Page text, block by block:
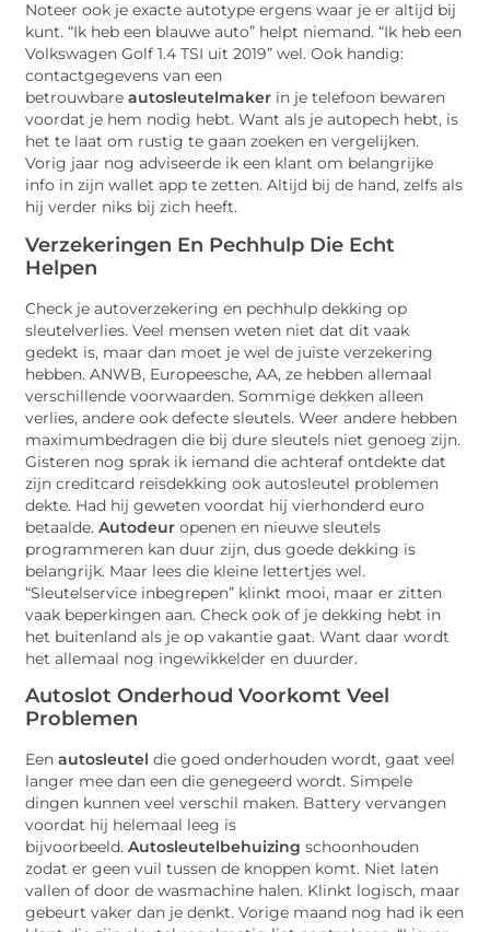
Noteer ook je exacte autotype ergens waar je er altijd bij
kunt. “Ik heb een blauwe auto” helpt niemand. “Ik heb een
Volkswagen Golf 1.4 TSI uit 2019” wel. Ook handig:
contactgegevens van een
betrouwbareautosleutelmaker in je telefoon bewaren
voordat je hem nodig hebt. Want als je autopech hebt, is
het te laat om rustig te gaan zoeken en vergelijken.
Vorig jaar nog adviseerde ik een klant om belangrijke
info in zijn wallet app te zetten. Altijd bij de hand, zelfs als
hij verder niks bij zich heeft.
Verzekeringen En Pechhulp Die Echt
Helpen
Check je autoverzekering en pechhulp dekking op
sleutelverlies. Veel mensen weten niet dat dit vaak
gedekt is, maar dan moet je wel de juiste verzekering
hebben. ANWB, Europeesche, AA, ze hebben allemaal
verschillende voorwaarden. Sommige dekken alleen
verlies, andere ook defecte sleutels. Weer andere hebben
maximumbedragen die bij dure sleutels niet genoeg zijn.
Gisteren nog sprak ik iemand die achteraf ontdekte dat
zijn creditcard reisdekking ook autosleutel problemen
dekte. Had hij geweten voordat hij vierhonderd euro
betaalde.Autodeur openen en nieuwe sleutels
programmeren kan duur zijn, dus goede dekking is
belangrijk. Maar lees die kleine lettertjes wel.
“Sleutelservice inbegrepen” klinkt mooi, maar er zitten
vaak beperkingen aan. Check ook of je dekking hebt in
het buitenland als je op vakantie gaat. Want daar wordt
het allemaal nog ingewikkelder en duurder.
Autoslot Onderhoud Voorkomt Veel
Problemen
Eenautosleutel die goed onderhouden wordt, gaat veel
langer mee dan een die genegeerd wordt. Simpele
dingen kunnen veel verschil maken. Battery vervangen
voordat hij helemaal leeg is
bijvoorbeeld.Autosleutelbehuizing schoonhouden
zodat er geen vuil tussen de knoppen komt. Niet laten
vallen of door de wasmachine halen. Klinkt logisch, maar
gebeurt vaker dan je denkt. Vorige maand nog had ik een